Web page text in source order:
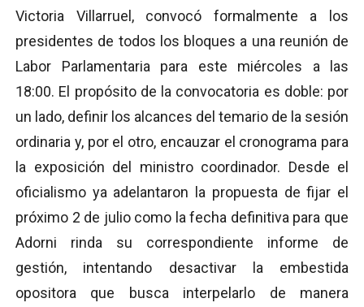
Victoria Villarruel, convocó formalmente a los
presidentes de todos los bloques a una reunión de
Labor Parlamentaria para este miércoles a las
18:00. El propósito de la convocatoria es doble: por
un lado, definir los alcances del temario de la sesión
ordinaria y, por el otro, encauzar el cronograma para
la exposición del ministro coordinador. Desde el
oficialismo ya adelantaron la propuesta de fijar el
próximo 2 de julio como la fecha definitiva para que
Adorni rinda su correspondiente informe de
gestión, intentando desactivar la embestida
opositora que busca interpelarlo de manera